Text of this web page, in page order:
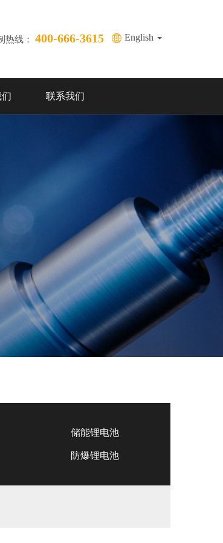
热线： 400-666-3615 English
联系我们
储能锂电池
防爆锂电池